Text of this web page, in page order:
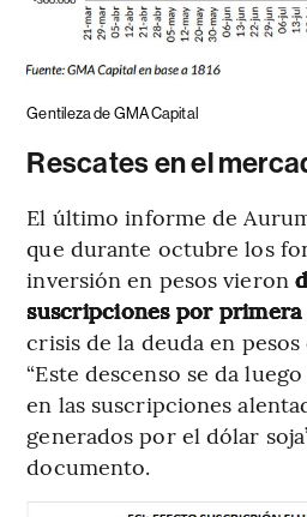
Gentileza de GMA Capital
Rescates en el
El último informe de
que durante octubre los
inversión en pesos vieron
suscripciones por primera
crisis de la deuda en
“Este descenso se da
en las suscripciones
generados por el dólar
documento.